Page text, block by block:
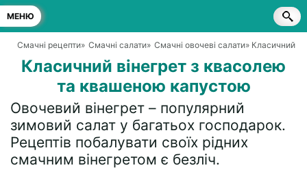
МЕНЮ
Смачні рецепти» Смачні салати» Смачні овочеві салати» Класичний
Класичний вінегрет з квасолею
та квашеною капустою
Овочевий вінегрет – популярний
зимовий салат у багатьох господарок.
Рецептів побалувати своїх рідних
смачним вінегретом є безліч.